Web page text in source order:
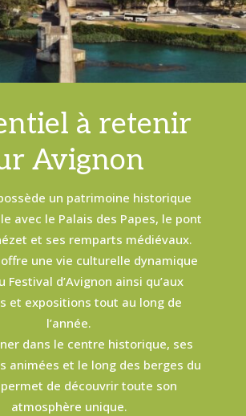
à retenir
Avignon
un patrimoine historique
avec le Palais des Papes, le pont
et ses remparts médiévaux.
une vie culturelle dynamique
Festival d’Avignon ainsi qu’aux
et expositions tout au long de
l’année.
dans le centre historique, ses
animées et le long des berges du
permet de découvrir toute son
atmosphère unique.